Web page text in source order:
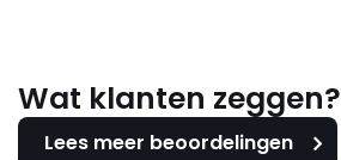
Wat klanten zeggen?
Lees meer beoordelingen